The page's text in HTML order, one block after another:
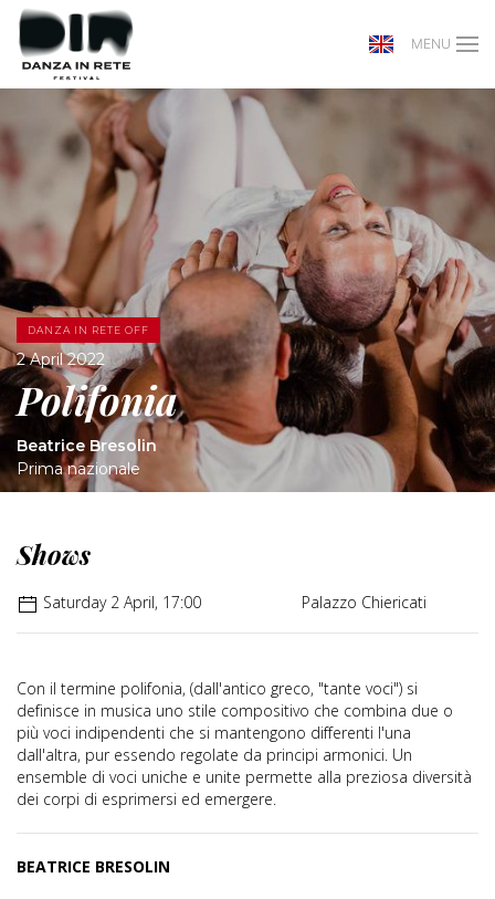
MENU
DANZA IN RETE OFF
2 April 2022
Polifonia
Beatrice Bresolin
Prima nazionale
Shows
Saturday 2 April, 17:00 Palazzo Chiericati
Con il termine polifonia, (dall'antico greco, "tante voci") si
definisce in musica uno stile compositivo che combina due o
più voci indipendenti che si mantengono differenti l'una
dall'altra, pur essendo regolate da principi armonici. Un
ensemble di voci uniche e unite permette alla preziosa diversità
dei corpi di esprimersi ed emergere.
BEATRICE BRESOLIN